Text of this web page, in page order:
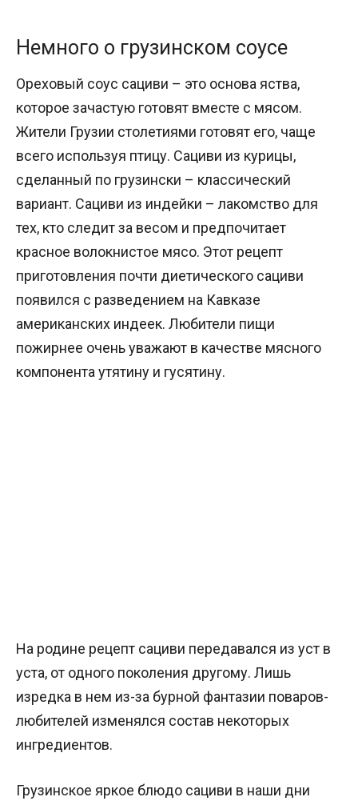
Немного о грузинском соусе
Ореховый соус сациви – это основа яства,
которое зачастую готовят вместе с мясом.
Жители Грузии столетиями готовят его, чаще
всего используя птицу. Сациви из курицы,
сделанный по грузински – классический
вариант. Сациви из индейки – лакомство для
тех, кто следит за весом и предпочитает
красное волокнистое мясо. Этот рецепт
приготовления почти диетического сациви
появился с разведением на Кавказе
американских индеек. Любители пищи
пожирнее очень уважают в качестве мясного
компонента утятину и гусятину.
На родине рецепт сациви передавался из уст в
уста, от одного поколения другому. Лишь
изредка в нем из-за бурной фантазии поваров-
любителей изменялся состав некоторых
ингредиентов.
Грузинское яркое блюдо сациви в наши дни